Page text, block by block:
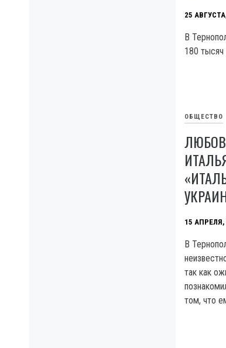
25
В
180 тысяч
ОБЩЕСТВО
15 АПРЕЛЯ,
В
так как
том, что